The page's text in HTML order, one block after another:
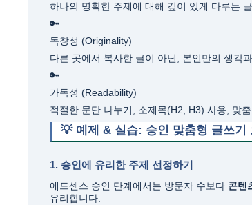
하나의 명확한 주제에 대해 깊이 있게 다루는
🔑
독창성 (Originality)
다른 곳에서 복사한 글이 아닌, 본인만의 생각
🔑
가독성 (Readability)
적절한 문단 나누기, 소제목(H2, H3) 사용, 맞
💡 예제 & 실습: 승인 맞춤형 글쓰기
1. 승인에 유리한 주제 선정하기
애드센스 승인 단계에서는 방문자 수보다 콘텐
유리합니다.